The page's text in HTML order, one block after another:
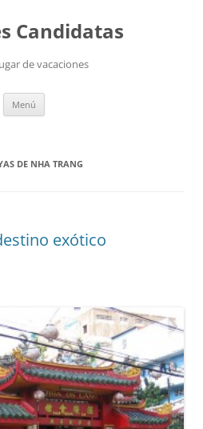
Candidatas
de vacaciones
Menú
DE NHA TRANG
exótico